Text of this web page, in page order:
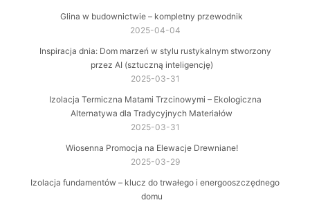
Glina w budownictwie – kompletny przewodnik
2025-04-04
Inspiracja dnia: Dom marzeń w stylu rustykalnym stworzony
przez AI (sztuczną inteligencję)
2025-03-31
Izolacja Termiczna Matami Trzcinowymi – Ekologiczna
Alternatywa dla Tradycyjnych Materiałów
2025-03-31
Wiosenna Promocja na Elewacje Drewniane!
2025-03-29
Izolacja fundamentów – klucz do trwałego i energooszczędnego
domu